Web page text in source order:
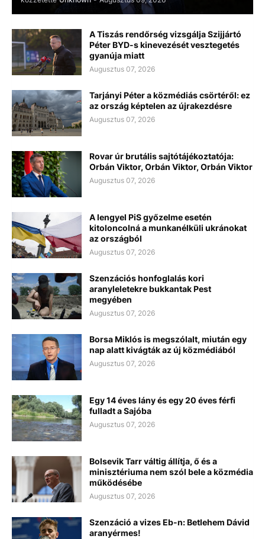
A Tiszás rendőrség vizsgálja Szijjártó
Péter BYD-s kinevezését vesztegetés
gyanúja miatt
Augusztus 07, 2026
Tarjányi Péter a közmédiás csörtéről: ez
az ország képtelen az újrakezdésre
Augusztus 07, 2026
Rovar úr brutális sajtótájékoztatója:
Orbán Viktor, Orbán Viktor, Orbán Viktor
Augusztus 07, 2026
A lengyel PiS győzelme esetén
kitoloncolná a munkanélküli ukránokat
az országból
Augusztus 07, 2026
Szenzációs honfoglalás kori
aranyleletekre bukkantak Pest
megyében
Augusztus 07, 2026
Borsa Miklós is megszólalt, miután egy
nap alatt kivágták az új közmédiából
Augusztus 07, 2026
Egy 14 éves lány és egy 20 éves férfi
fulladt a Sajóba
Augusztus 07, 2026
Bolsevik Tarr váltig állítja, ő és a
minisztériuma nem szól bele a közmédia
működésébe
Augusztus 07, 2026
Szenzáció a vizes Eb-n: Betlehem Dávid
aranyérmes!